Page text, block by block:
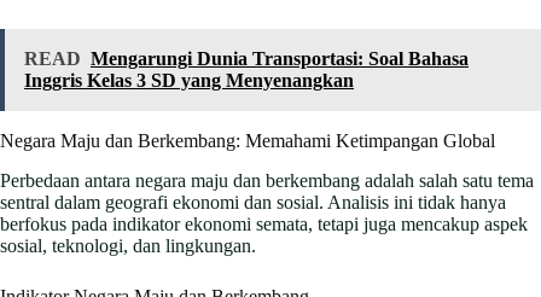
READ Mengarungi Dunia Transportasi: Soal Bahasa
Inggris Kelas 3 SD yang Menyenangkan
Negara Maju dan Berkembang: Memahami Ketimpangan Global
Perbedaan antara negara maju dan berkembang adalah salah satu tema
sentral dalam geografi ekonomi dan sosial. Analisis ini tidak hanya
berfokus pada indikator ekonomi semata, tetapi juga mencakup aspek
sosial, teknologi, dan lingkungan.